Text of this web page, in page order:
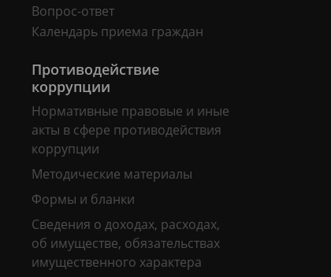
Вопрос-ответ
Календарь приема граждан
Противодействие
коррупции
Нормативные правовые и иные
акты в сфере противодействия
коррупции
Методические материалы
Формы и бланки
Сведения о доходах, расходах,
об имуществе, обязательствах
имущественного характера